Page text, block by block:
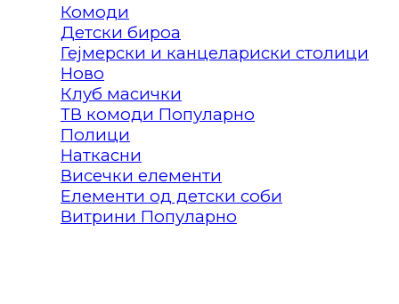
Комоди
Детски бироа
Гејмерски и канцелариски столици
Клуб масички
ТВ комоди
Полици
Наткасни
Висечки елементи
Елементи од детски соби
Витрини